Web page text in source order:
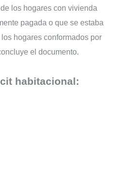
los hogares con vivienda
pagada o que se estaba
hogares conformados por
el documento.
habitacional: